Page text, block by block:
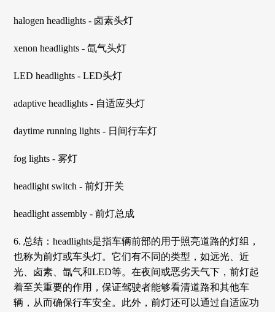
halogen headlights - 卤素头灯
xenon headlights - 氙气头灯
LED headlights - LED头灯
adaptive headlights - 自适应头灯
daytime running lights - 日间行车灯
fog lights - 雾灯
headlight switch - 前灯开关
headlight assembly - 前灯总成
6. 总结：headlights是指车辆前部的用于照亮道路的灯组，
也称为前灯或车头灯。它们有不同的类型，如远光、近
光、卤素、氙气和LED等。在夜间或恶劣天气下，前灯起
着至关重要的作用，保证驾驶者能够看清道路和其他车
辆，从而确保行车安全。此外，前灯还可以通过自适应功